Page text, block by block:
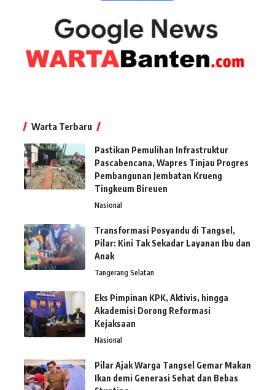
Warta Terbaru
Pastikan Pemulihan Infrastruktur
Pascabencana, Wapres Tinjau Progres
Pembangunan Jembatan Krueng
Tingkeum Bireuen
Nasional
Transformasi Posyandu di Tangsel,
Pilar: Kini Tak Sekadar Layanan Ibu dan
Anak
Tangerang Selatan
Eks Pimpinan KPK, Aktivis, hingga
Akademisi Dorong Reformasi
Kejaksaan
Nasional
Pilar Ajak Warga Tangsel Gemar Makan
Ikan demi Generasi Sehat dan Bebas